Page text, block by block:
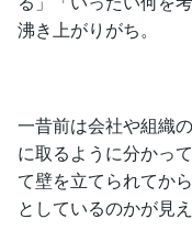
沸き上がりがち。
一昔前は会社や組織
に取るように分かっ
て壁を立てられてか
としているのかが見